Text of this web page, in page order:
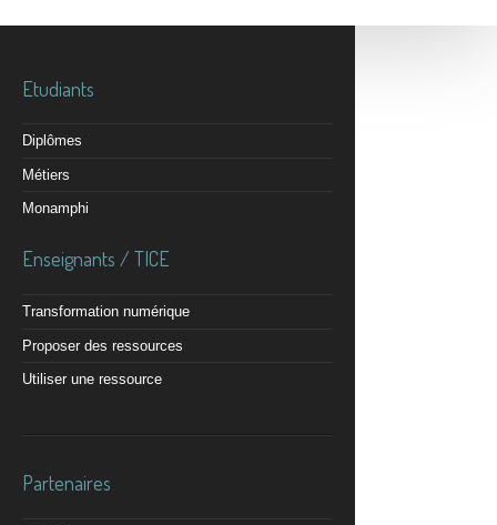
Etudiants
Diplômes
Métiers
Monamphi
Enseignants / TICE
Transformation numérique
Proposer des ressources
Utiliser une ressource
Partenaires